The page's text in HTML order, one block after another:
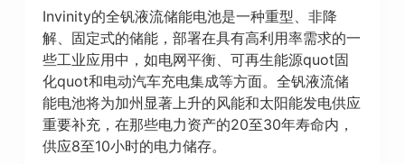
Invinity的全钒液流储能电池是一种重型、非降
解、固定式的储能，部署在具有高利用率需求的一
些工业应用中，如电网平衡、可再生能源quot固
化quot和电动汽车充电集成等方面。全钒液流储
能电池将为加州显著上升的风能和太阳能发电供应
重要补充，在那些电力资产的20至30年寿命内，
供应8至10小时的电力储存。